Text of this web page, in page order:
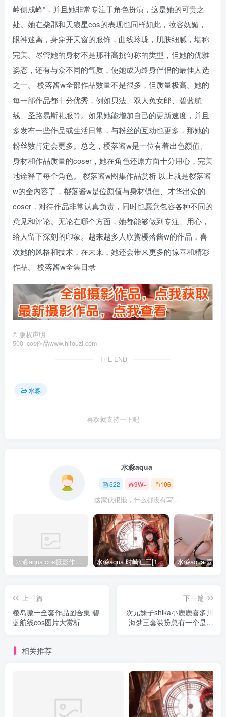
岭侧成峰”，并且她非常专注于角色扮演，这是她的可贵之
处。她在柴郡和天狼星cos的表现也同样如此，妆容妩媚，
眼神迷离，身穿开天窗的服饰，曲线玲珑，肌肤细腻，堪称
完美。尽管她的身材不是那种高挑匀称的类型，但她的优雅
姿态，还有与众不同的气质，使她成为终身伴侣的最佳人选
之一。 樱落酱w全部作品数量不是很多，但质量极高。她的
每一部作品都十分优秀，例如贝法、双人兔女郎、碧蓝航
线、圣路易斯礼服等。如果她能增加自己的更新速度，并且
多发布一些作品或生活日常，与粉丝的互动也更多，那她的
粉丝数肯定会更多。总之，樱落酱w是一位有着出色颜值、
身材和作品质量的coser，她在角色还原方面十分用心，完美
地诠释了每个角色。 樱落酱w图集作品赏析 以上就是樱落酱
w的全内容了，樱落酱w是位颜值与身材俱佳、才华出众的
coser，对待作品非常认真负责，同时也愿意包容各种不同的
意见和评论。无论在哪个方面，她都能够做到专注、用心，
给人留下深刻的印象。越来越多人欣赏樱落酱w的作品，喜
欢她的风格和技术，在未来，她还会带来更多的惊喜和精彩
作品。 樱落酱w全集目录
© 版权声明
500+cos作品www.hltouzi.com
THE END
水淼
喜欢就支持一下吧
水淼aqua
522 9W+ 106
这家伙很懒，什么都没有写...
水淼aqua cos摄影作品合集155套 水淼aqua 时崎狂三[109P-128MB]
上一篇
樱岛嗷一全套作品图合集 碧
蓝航线cos图片大赏析
下一篇
次元妹子shika小鹿鹿喜多川
海梦三套装扮总有一个是你
相关推荐